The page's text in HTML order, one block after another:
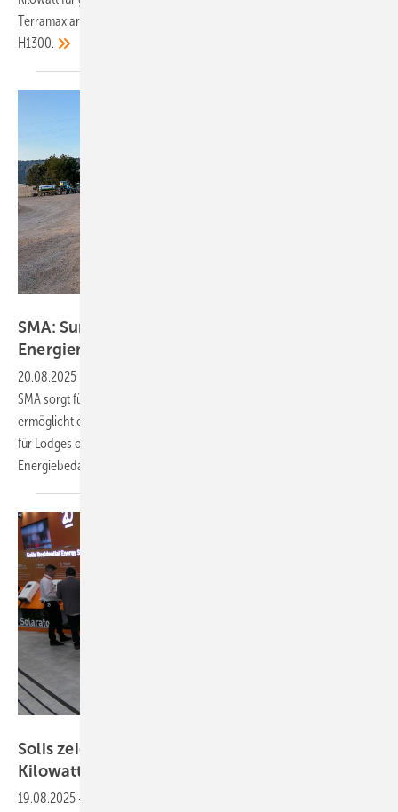
Terramax arbeitet in Kombination mit den Leistungsoptimierern
H1300.
SMA: Sunny Island X mit integriertem
Energiemanagement
20.08.2025
SMA sorgt für effiziente Energienutzung im bestehenden Netz und
ermöglicht eine autarke Versorgung in netzfernen Systemen – etwa
für Lodges oder landwirtschaftliche Betriebe mit hohem
Energiebedarf.
Solis zeigt neuen Hybridwechselrichter mit 125
Kilowatt
19.08.2025 -